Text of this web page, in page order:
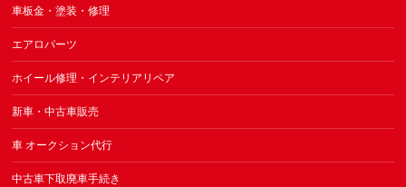
車板金・塗装・修理
エアロパーツ
ホイール修理・インテリアリペア
新車・中古車販売
車 オークション代行
中古車下取廃車手続き